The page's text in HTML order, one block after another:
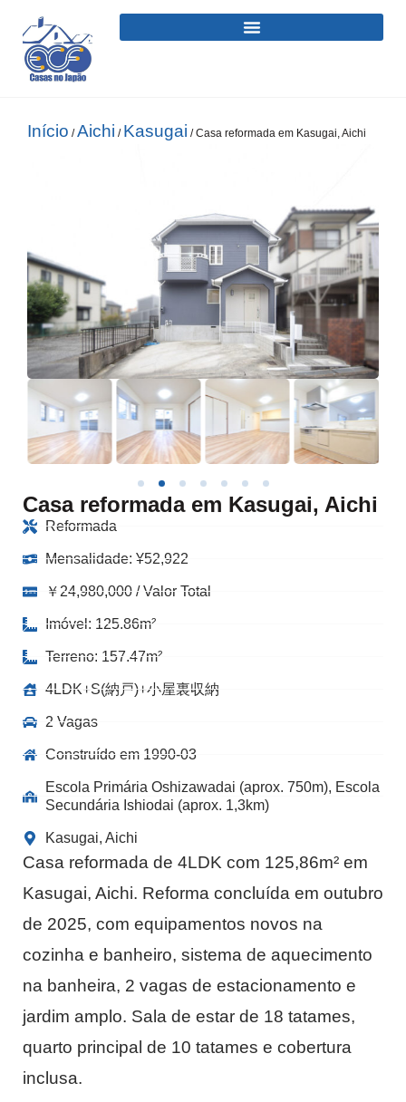
Início /Aichi / Kasugai / Casa reformada em Kasugai, Aichi
Casa reformada em Kasugai, Aichi
Reformada
Mensalidade: ¥52,922
￥24,980,000 / Valor Total
Imóvel: 125.86m²
Terreno: 157.47m²
4LDK+S(納戸)+小屋裏収納
2 Vagas
Construído em 1990-03
Escola Primária Oshizawadai (aprox. 750m), Escola
Secundária Ishiodai (aprox. 1,3km)
Kasugai, Aichi
Casa reformada de 4LDK com 125,86m² em
Kasugai, Aichi. Reforma concluída em outubro
de 2025, com equipamentos novos na
cozinha e banheiro, sistema de aquecimento
na banheira, 2 vagas de estacionamento e
jardim amplo. Sala de estar de 18 tatames,
quarto principal de 10 tatames e cobertura
inclusa.